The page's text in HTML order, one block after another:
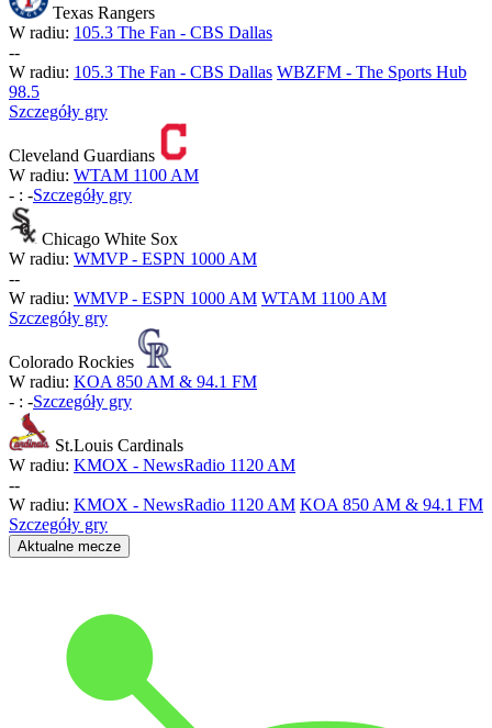
Texas Rangers
W radiu: 105.3 The Fan - CBS Dallas
--
W radiu: 105.3 The Fan - CBS Dallas WBZFM - The Sports Hub
98.5
Szczegóły gry
Cleveland Guardians
W radiu: WTAM 1100 AM
- : -Szczegóły gry
Chicago White Sox
W radiu: WMVP - ESPN 1000 AM
--
W radiu: WMVP - ESPN 1000 AM WTAM 1100 AM
Szczegóły gry
Colorado Rockies
W radiu: KOA 850 AM & 94.1 FM
- : -Szczegóły gry
St.Louis Cardinals
W radiu: KMOX - NewsRadio 1120 AM
--
W radiu: KMOX - NewsRadio 1120 AM KOA 850 AM & 94.1 FM
Szczegóły gry
Aktualne mecze